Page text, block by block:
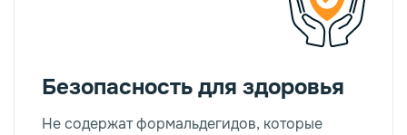
Безопасность для здоровья
Не содержат формальдегидов, которые